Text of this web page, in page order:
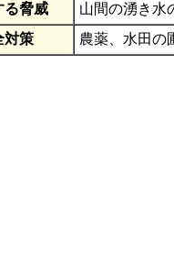
る脅威
山間の湧き水
対策
農薬、水田の